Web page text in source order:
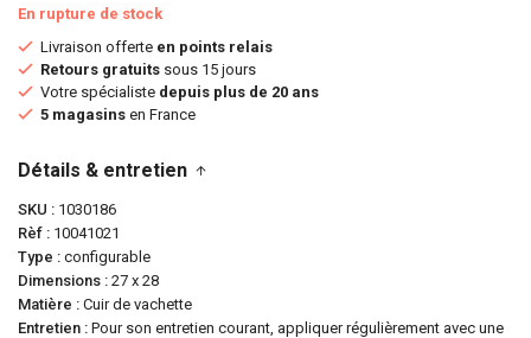
En rupture de stock
Livraison offerte en points relais
Retours gratuits sous 15 jours
Votre spécialiste depuis plus de 20 ans
5 magasins en France
Détails & entretien
SKU
1030186
Rèf
10041021
Type
configurable
Dimensions 27 x 28
Matière
Cuir de vachette
Entretien Pour son entretien courant, appliquer régulièrement avec une